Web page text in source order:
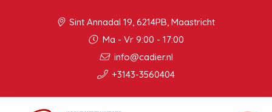
Sint Annadal 19, 6214PB, Maastricht
Ma - Vr 9:00 - 17:00
info@cadier.nl
+3143-3560404